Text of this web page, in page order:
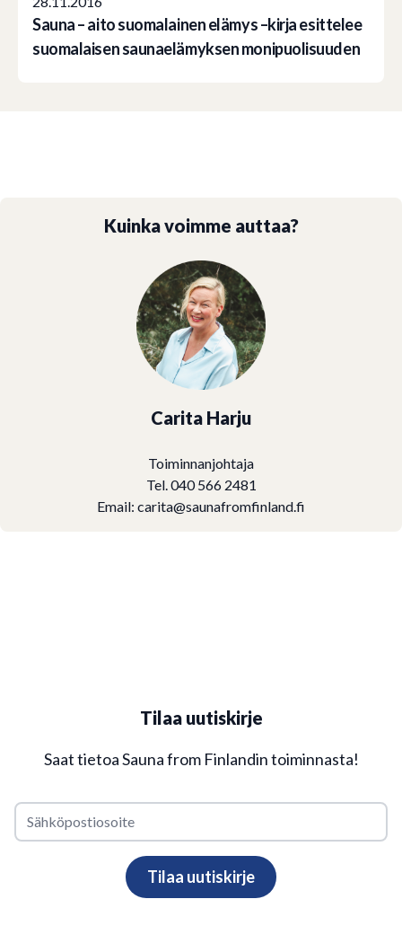
Sauna – aito suomalainen elämys –kirja esittelee
suomalaisen saunaelämyksen monipuolisuuden
Kuinka voimme auttaa?
Carita Harju
Toiminnanjohtaja
Tel. 040 566 2481
Email: carita@saunafromfinland.fi
Tilaa uutiskirje
Saat tietoa Sauna from Finlandin toiminnasta!